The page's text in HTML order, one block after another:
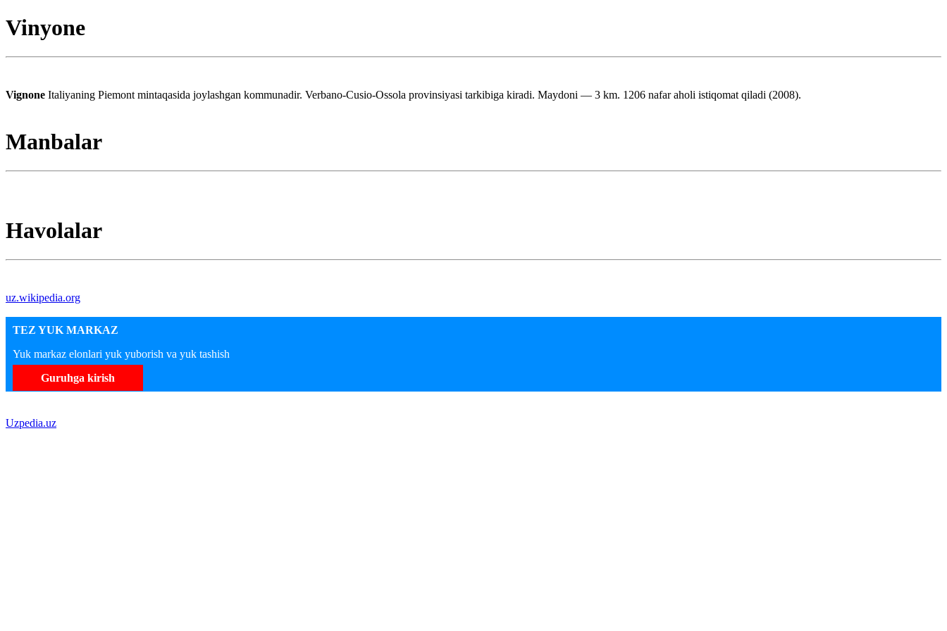
Vinyone
Vignone Italiyaning Piemont mintaqasida joylashgan kommunadir. Verbano-Cusio-Ossola provinsiyasi tarkibiga kiradi. Maydoni — 3 km. 1206 nafar aholi istiqomat qiladi (2008).
Manbalar
Havolalar
uz.wikipedia.org
TEZ YUK MARKAZ
Yuk markaz elonlari yuk yuborish va yuk tashish
Guruhga kirish
Uzpedia.uz